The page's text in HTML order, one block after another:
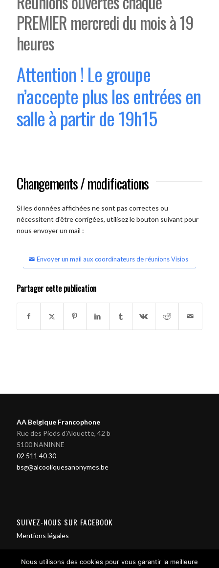
PREMIER mercredi du mois à 19
heures
Attention ! Le groupe
n’accepte plus les entrées en
salle à partir de 19h15
Changements / modifications
Si les données affichées ne sont pas correctes ou
nécessitent d'être corrigées, utilisez le bouton suivant pour
nous envoyer un mail :
Envoyer un mail aux coordinateurs de réunions Visios
Partager cette publication
AA Belgique Francophone
Rue des Pieds d'Alouette, 42 b
5100 NANINNE
02 511 40 30
bsg@alcooliquesanonymes.be
SUIVEZ-NOUS SUR FACEBOOK
Mentions légales
Nous utilisons des cookies pour vous garantir la meilleure